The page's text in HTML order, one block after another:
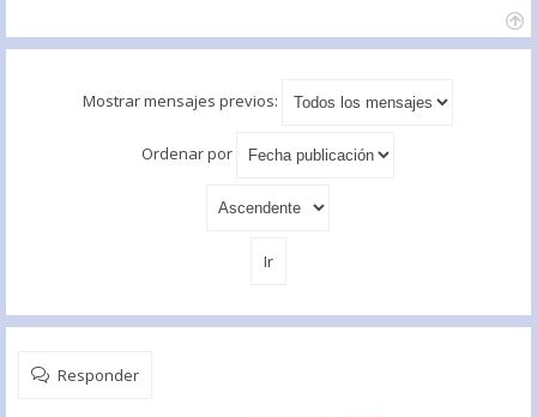
Mostrar mensajes previos:
Ordenar por
Responder